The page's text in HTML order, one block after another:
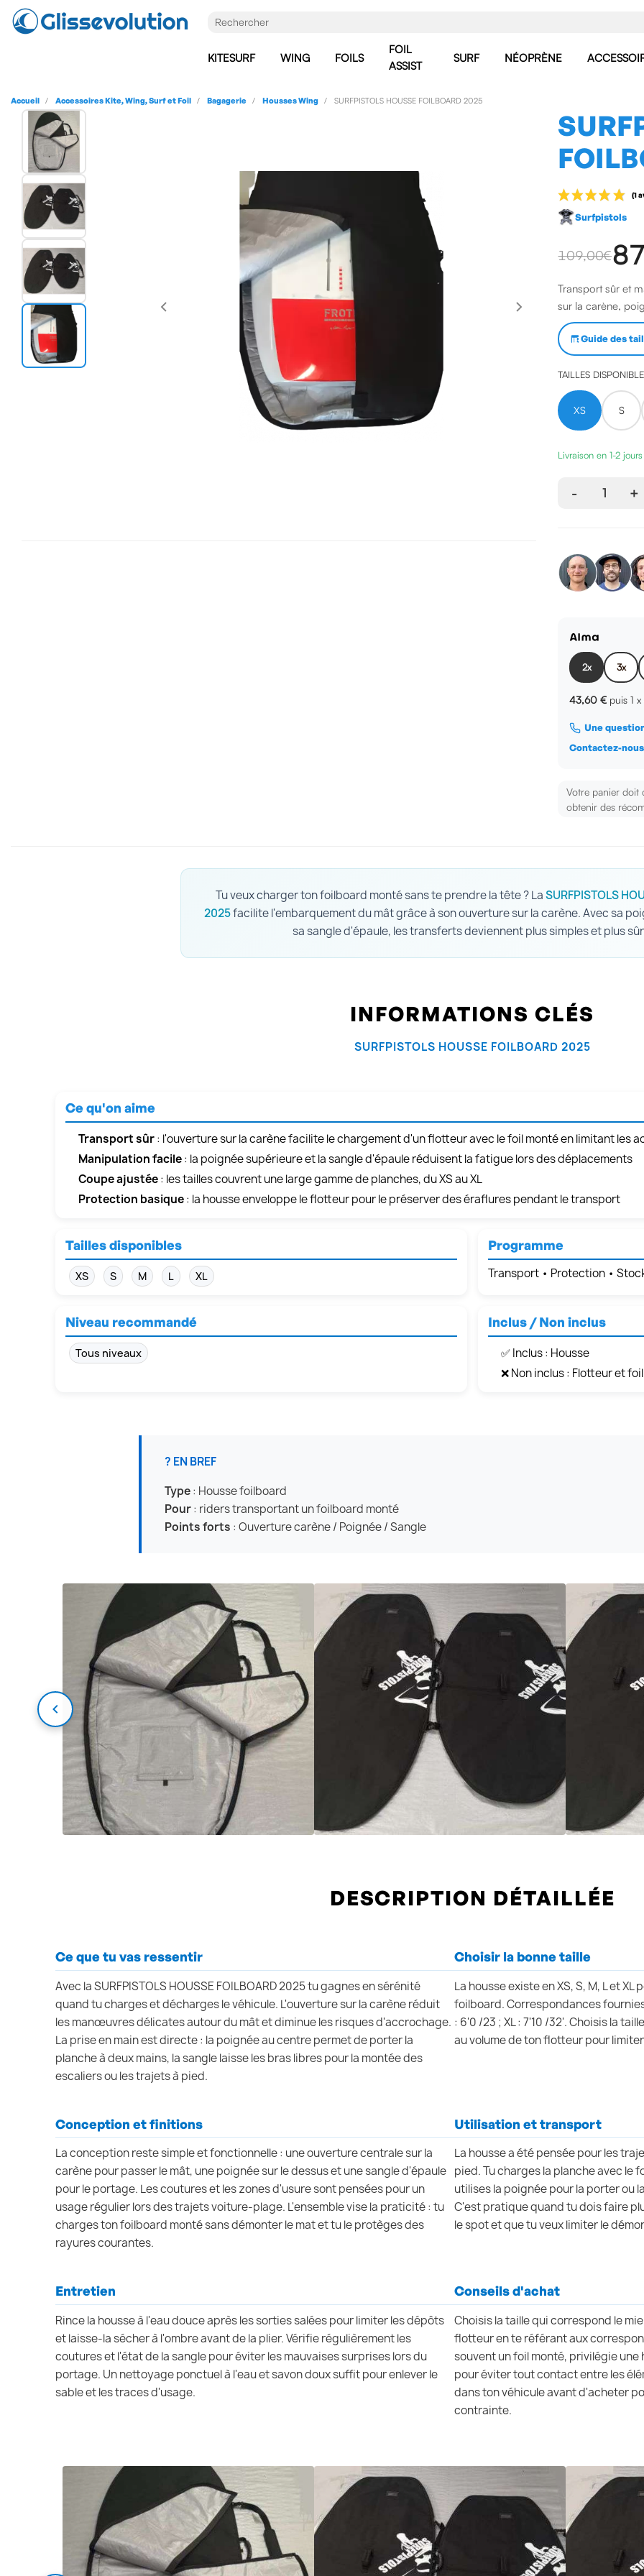
KITESURF WING FOILS
FOIL
ASSIST
SURF NÉOPRÈNE
Accueil Accessoires Kite, Wing, Surf et Foil Bagagerie Housses Wing SURFPISTOLS HOUSSE FOILBOARD 2025
Surfpistols
109,00 €
Transport sûr et
sur la carène,
Guide des
TAILLES
XS S
Livraison en 1-2
- 1 +
2x 3x
43,60 € puis 1 x
Une
Contactez-nous
Votre panier
obtenir des
Tu veux charger ton foilboard monté sans te prendre la tête ? LaSURFPISTOLS
2025facilite l'embarquement du mât grâce à son ouverture sur la carène. Avec sa
sa sangle d'épaule, les transferts deviennent plus simples et plus
INFORMATIONS CLÉS
SURFPISTOLS HOUSSE FOILBOARD 2025
Ce qu'on aime
Transport sûr: l'ouverture sur la carène facilite le chargement d'un flotteur avec le foil monté en limitant les
Manipulation facile: la poignée supérieure et la sangle d'épaule réduisent la fatigue lors des déplacements
Coupe ajustée: les tailles couvrent une large gamme de planches, du XS au XL
Protection basique: la housse enveloppe le flotteur pour le préserver des éraflures pendant le transport
Tailles disponibles
XS S M L XL
Programme
Transport • Protection •
Niveau recommandé
Tous niveaux
Inclus / Non inclus
✅ Inclus : Housse
❌ Non inclus : Flotteur et foil
? EN BREF
Type: Housse foilboard
Pour: riders transportant un foilboard monté
Points forts : Ouverture carène / Poignée / Sangle
DESCRIPTION DÉTAILLÉE
Ce que tu vas ressentir
Avec la SURFPISTOLS HOUSSE FOILBOARD 2025 tu gagnes en sérénité
quand tu charges et décharges le véhicule. L'ouverture sur la carène réduit
les manœuvres délicates autour du mât et diminue les risques d'accrochage.
La prise en main est directe : la poignée au centre permet de porter la
planche à deux mains, la sangle laisse les bras libres pour la montée des
escaliers ou les trajets à pied.
Choisir la bonne taille
La housse existe en XS, S, M, L et
foilboard. Correspondances fournies
: 6'0 /23 ; XL : 7'10 /32'. Choisis la
au volume de ton flotteur pour
Conception et finitions
La conception reste simple et fonctionnelle : une ouverture centrale sur la
carène pour passer le mât, une poignée sur le dessus et une sangle d'épaule
pour le portage. Les coutures et les zones d'usure sont pensées pour un
usage régulier lors des trajets voiture-plage. L'ensemble vise la praticité : tu
charges ton foilboard monté sans démonter le mat et tu le protèges des
rayures courantes.
Utilisation et transport
La housse a été pensée pour les
pied. Tu charges la planche avec le
utilises la poignée pour la porter ou
C'est pratique quand tu dois faire
le spot et que tu veux limiter le
Entretien
Rince la housse à l'eau douce après les sorties salées pour limiter les dépôts
et laisse-la sécher à l'ombre avant de la plier. Vérifie régulièrement les
coutures et l'état de la sangle pour éviter les mauvaises surprises lors du
portage. Un nettoyage ponctuel à l'eau et savon doux suffit pour enlever le
sable et les traces d'usage.
Conseils d'achat
Choisis la taille qui correspond le
flotteur en te référant aux
souvent un foil monté, privilégie
pour éviter tout contact entre les
dans ton véhicule avant d'acheter
contrainte.